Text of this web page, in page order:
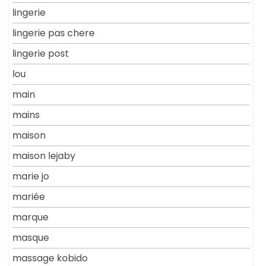
lingerie
lingerie pas chere
lingerie post
lou
main
mains
maison
maison lejaby
marie jo
mariée
marque
masque
massage kobido